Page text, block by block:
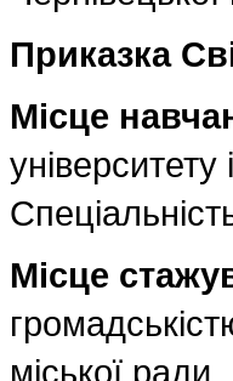
Приказка
Місце
Місце
міської ради